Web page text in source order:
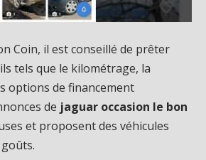
Coin, il est conseillé de prêter
tels que le kilométrage, la
options de financement
de jaguar occasion le bon
et proposent des véhicules